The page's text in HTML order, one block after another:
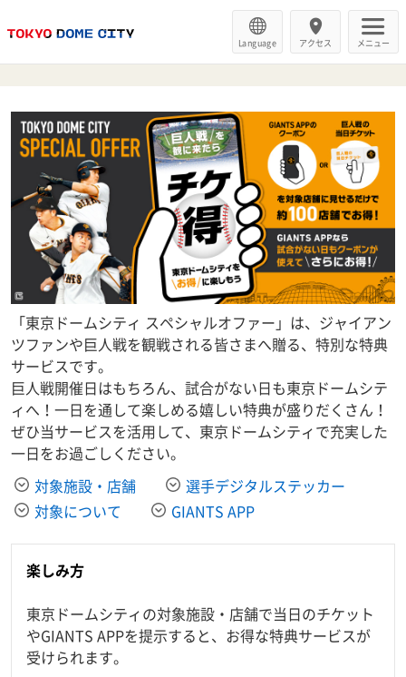
Language アクセス メニュー
「東京ドームシティ スペシャルオファー」は、ジャイアン
ツファンや巨人戦を観戦される皆さまへ贈る、特別な特典
サービスです。
巨人戦開催日はもちろん、試合がない日も東京ドームシテ
ィへ！一日を通して楽しめる嬉しい特典が盛りだくさん！
ぜひ当サービスを活用して、東京ドームシティで充実した
一日をお過ごしください。
対象施設・店舗
選手デジタルステッカー
対象について
GIANTS APP
楽しみ方
東京ドームシティの対象施設・店舗で当日のチケット
やGIANTS APPを提示すると、お得な特典サービスが
受けられます。